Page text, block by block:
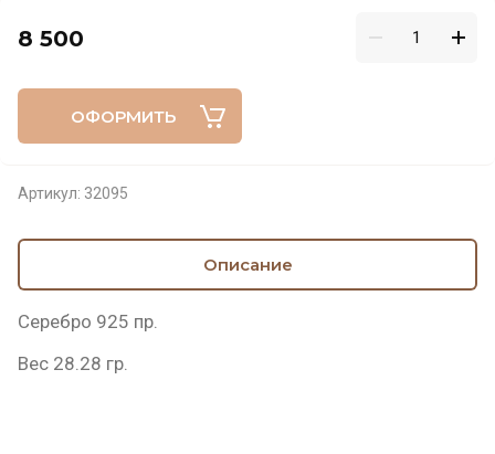
8 500
ОФОРМИТЬ
Артикул: 32095
Описание
Серебро 925 пр.
Вес 28.28 гр.